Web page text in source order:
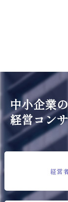
中小企業
経営コン
経営